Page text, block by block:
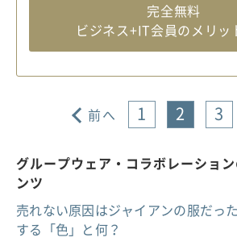
完全無料
ビジネス+IT会員のメリッ
前へ 1 2 3
グループウェア・コラボレーショ
ンツ
売れない原因はジャイアンの服だっ
する「色」と何？